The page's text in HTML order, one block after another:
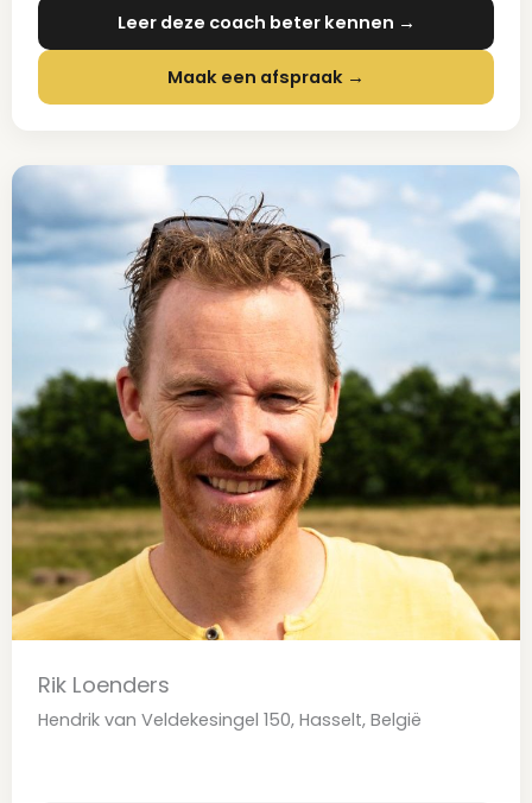
Leer deze coach beter kennen →
Maak een afspraak →
Rik Loenders
Hendrik van Veldekesingel 150, Hasselt, België